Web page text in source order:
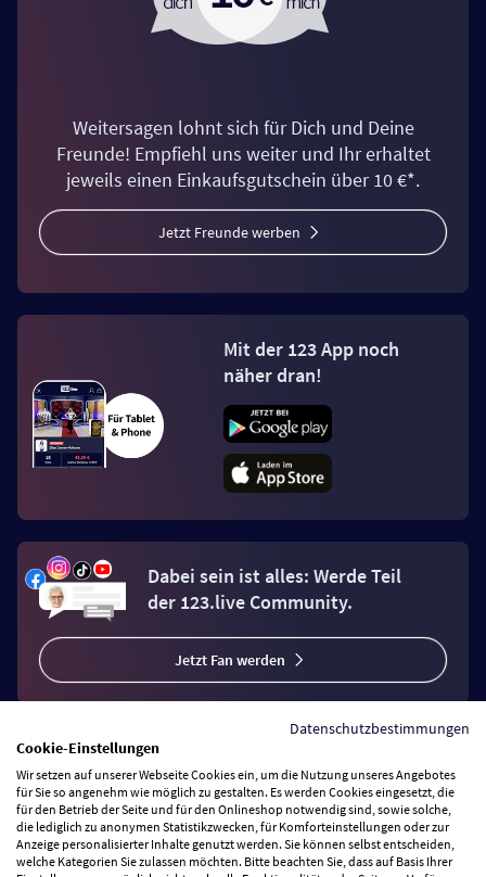
Weitersagen lohnt sich für Dich und Deine
Freunde! Empfiehl uns weiter und Ihr erhaltet
jeweils einen Einkaufsgutschein über 10 €*.
Jetzt Freunde werben
Mit der 123 App noch
näher dran!
Dabei sein ist alles: Werde Teil
der 123.live Community.
Jetzt Fan werden
Vertrag widerrufen
Zahlungsarten
Datenschutzbestimmungen
Cookie-Einstellungen
Wir setzen auf unserer Webseite Cookies ein, um die Nutzung unseres Angebotes
für Sie so angenehm wie möglich zu gestalten. Es werden Cookies eingesetzt, die
für den Betrieb der Seite und für den Onlineshop notwendig sind, sowie solche,
die lediglich zu anonymen Statistikzwecken, für Komforteinstellungen oder zur
Anzeige personalisierter Inhalte genutzt werden. Sie können selbst entscheiden,
welche Kategorien Sie zulassen möchten. Bitte beachten Sie, dass auf Basis Ihrer